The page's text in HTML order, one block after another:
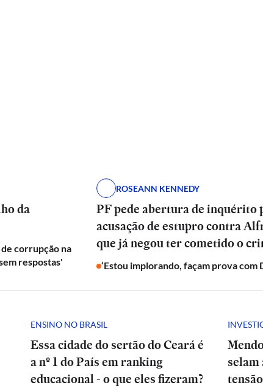
da
corrupção na
respostas'
ROSEANN KENNEDY
PF pede abertura de inquérito
acusação de estupro contra
que já negou ter cometido o
‘Estou implorando, façam prova com
ENSINO NO BRASIL
Essa cidade do sertão do Ceará é
a nº 1 do País em ranking
educacional - o que eles fizeram?